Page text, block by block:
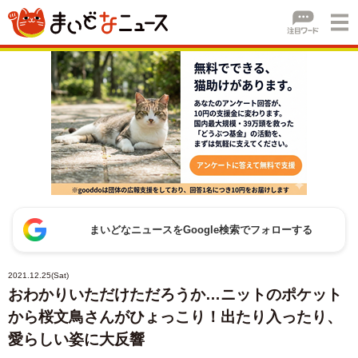
まいどなニュースをGoogle検索でフォローする
2021.12.25(Sat)
おわかりいただけただろうか…ニットのポケット
から桜文鳥さんがひょっこり！出たり入ったり、
愛らしい姿に大反響